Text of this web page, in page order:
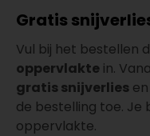
Gratis
Vul bij het bestellen
oppervlakte in.
gratis snijverlies
de bestelling toe. Je
oppervlakte.